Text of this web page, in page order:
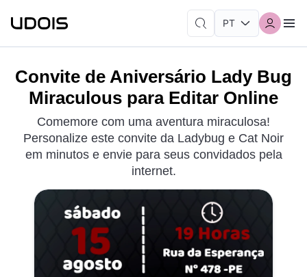
Convite de Aniversário Lady Bug
Miraculous para Editar Online
Comemore com uma aventura miraculosa!
Personalize este convite da Ladybug e Cat Noir
em minutos e envie para seus convidados pela
internet.